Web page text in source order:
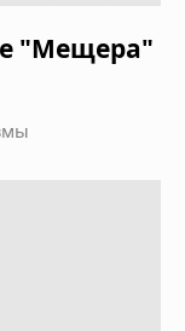
"Мещера"